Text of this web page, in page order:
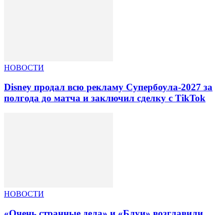
НОВОСТИ
Disney продал всю рекламу Супербоула-2027 за
полгода до матча и заключил сделку с TikTok
НОВОСТИ